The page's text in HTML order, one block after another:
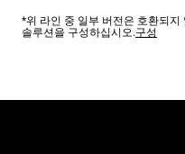
*위 라인 중 일부 버전은 호환되
솔루션을 구성하십시오.구성